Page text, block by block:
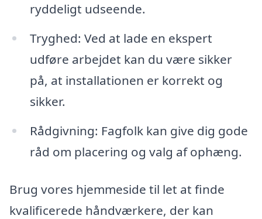
ryddeligt udseende.
Tryghed: Ved at lade en ekspert
udføre arbejdet kan du være sikker
på, at installationen er korrekt og
sikker.
Rådgivning: Fagfolk kan give dig gode
råd om placering og valg af ophæng.
Brug vores hjemmeside til let at finde
kvalificerede håndværkere, der kan